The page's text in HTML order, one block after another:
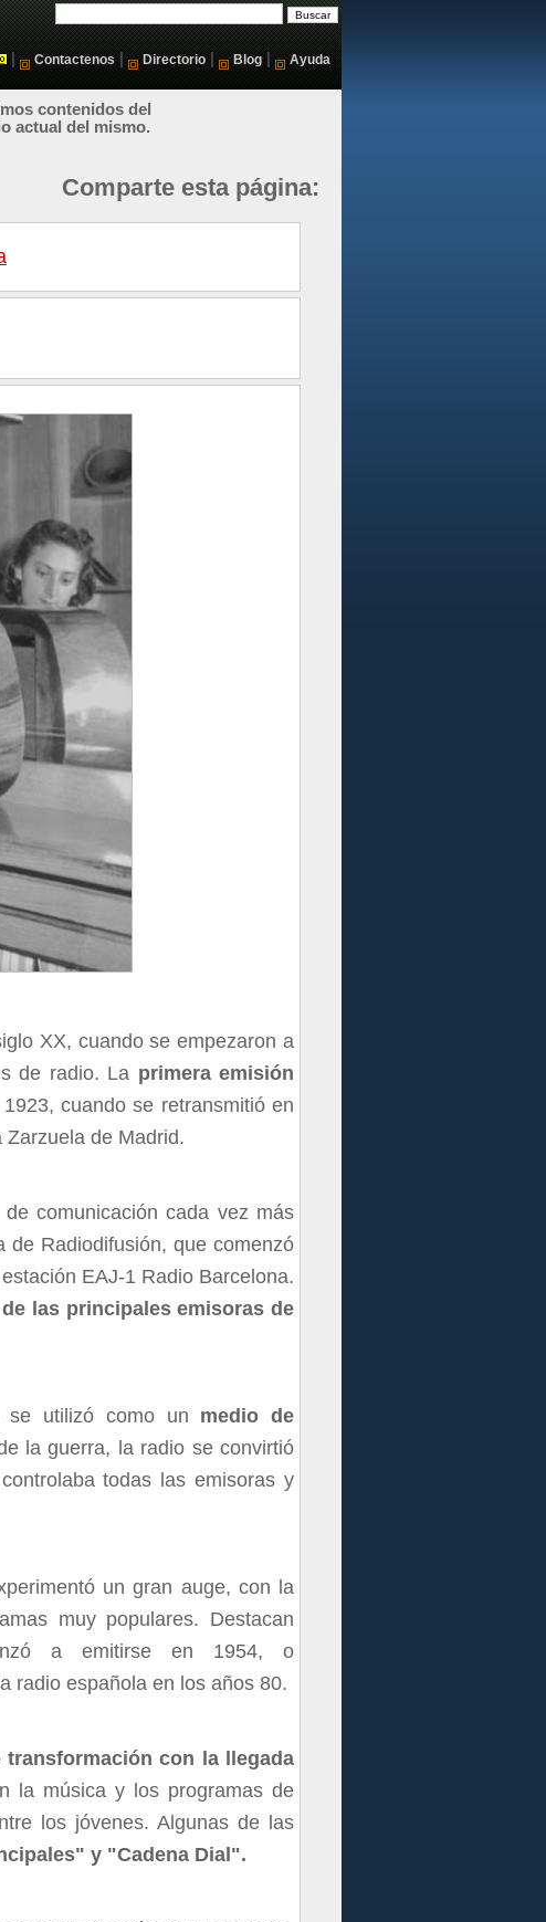
Contactenos Directorio Blog Ayuda
contenidos del
actual del mismo.
Comparte esta página:
XX, cuando se empezaron a
de radio. La primera emisión
cuando se retransmitió en
de Madrid.
comunicación cada vez más
de Radiodifusión, que comenzó
EAJ-1 Radio Barcelona.
las principales emisoras de
se utilizó como un medio de
la guerra, la radio se convirtió
todas las emisoras y
un gran auge, con la
muy populares. Destacan
a emitirse en 1954, o
radio española en los años 80.
transformación con la llegada
la música y los programas de
los jóvenes. Algunas de las
y "Cadena Dial".